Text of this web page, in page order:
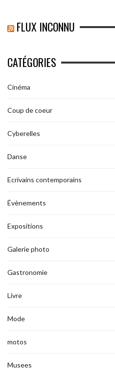
FLUX INCONNU
CATÉGORIES
Cinéma
Coup de coeur
Cyberelles
Danse
Ecrivains contemporains
Évènements
Expositions
Galerie photo
Gastronomie
Livre
Mode
motos
Musees